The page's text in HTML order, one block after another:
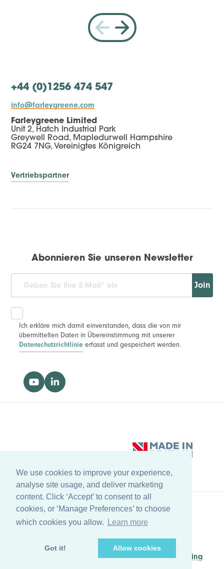
We use cookies to improve your experience,
analyse site usage, and deliver marketing
content. Click ‘Accept’ to consent to all
cookies, or ‘Manage Preferences’ to choose
which cookies you allow.
Learn more
Got it! Allow cookies
+44 (0)1256 474 547
info@farleygreene.com
Farleygreene Limited
Unit 2, Hatch Industrial Park
Greywell Road, Mapledurwell Hampshire
RG24 7NG, Vereinigtes Königreich
Vertriebspartner
Abonnieren Sie unseren Newsletter
Join
Ich erkläre mich damit einverstanden, dass die von mir
übermittelten Daten in Übereinstimmung mit unserer
Datenschutzrichtlinie erfasst und gespeichert werden.
© Copyright Farleygreene Limited2026
Zurück zum Anfang
Managed byWaypoint Digital Marketing